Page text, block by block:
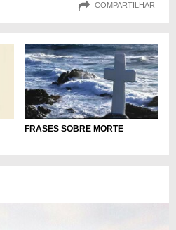
COMPARTILHAR
FRASES SOBRE MORTE